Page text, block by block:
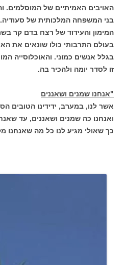
האויבים האמיתיים של המוסלמים.
בני המשפחה המלכותית של
המימון והעידוד של רצח בדם קר
בעולם התרבותי כולו שונאים את
בגלל אנשים כמוני. והאוכלוסייה
זו לסדר יומה ולהכיר בה.
"אנחנו שמנים ושאננים
אשר לנו, במערב, ידידינו הטובים
ואנחנו כה שמנים ושאננים, עד
כך שאולי מגיע לנו כל מה שאנחנו